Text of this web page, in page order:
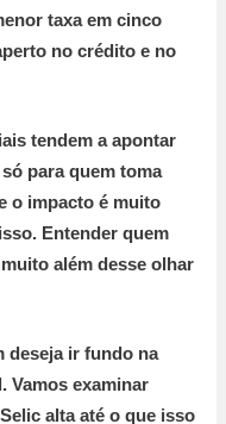
taxa em cinco
no crédito e no
tendem a apontar
para quem toma
o impacto é muito
Entender quem
além desse olhar
deseja ir fundo na
Vamos examinar
alta até o que isso